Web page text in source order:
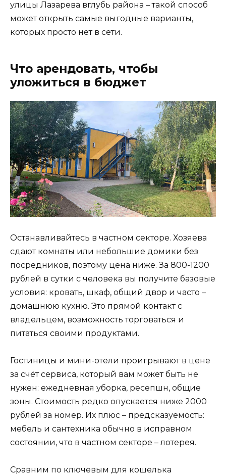
улицы Лазарева вглубь района – такой способ
может открыть самые выгодные варианты,
которых просто нет в сети.
Что арендовать, чтобы
уложиться в бюджет
Останавливайтесь в частном секторе. Хозяева
сдают комнаты или небольшие домики без
посредников, поэтому цена ниже. За 800-1200
рублей в сутки с человека вы получите базовые
условия: кровать, шкаф, общий двор и часто –
домашнюю кухню. Это прямой контакт с
владельцем, возможность торговаться и
питаться своими продуктами.
Гостиницы и мини-отели проигрывают в цене
за счёт сервиса, который вам может быть не
нужен: ежедневная уборка, ресепшн, общие
зоны. Стоимость редко опускается ниже 2000
рублей за номер. Их плюс – предсказуемость:
мебель и сантехника обычно в исправном
состоянии, что в частном секторе – лотерея.
Сравним по ключевым для кошелька